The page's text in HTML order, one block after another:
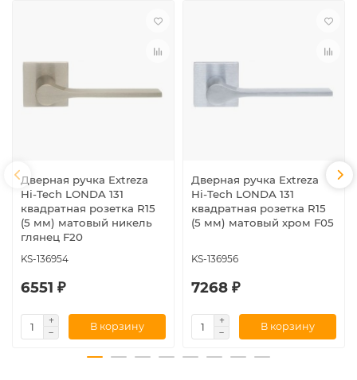
Дверная ручка Extreza
Hi-Tech LONDA 131
квадратная розетка R15
(5 мм) матовый никель
глянец F20
KS-136954
6551 ₽
В корзину
Дверная ручка Extreza
Hi-Tech LONDA 131
квадратная розетка R15
(5 мм) матовый хром F05
KS-136956
7268 ₽
В корзину